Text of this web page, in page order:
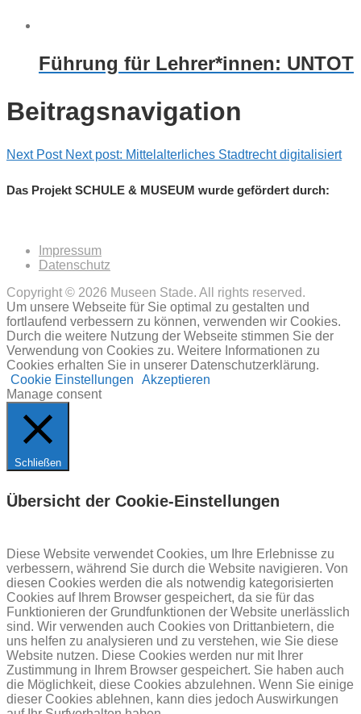
Führung für Lehrer*innen: UNTOT
Beitragsnavigation
Next Post Next post: Mittelalterliches Stadtrecht digitalisiert
Das Projekt SCHULE & MUSEUM wurde gefördert durch:
Impressum
Datenschutz
Copyright © 2026 Museen Stade. All rights reserved.
Um unsere Webseite für Sie optimal zu gestalten und
fortlaufend verbessern zu können, verwenden wir Cookies.
Durch die weitere Nutzung der Webseite stimmen Sie der
Verwendung von Cookies zu. Weitere Informationen zu
Cookies erhalten Sie in unserer Datenschutzerklärung.
Cookie Einstellungen
Akzeptieren
Manage consent
Schließen
Übersicht der Cookie-Einstellungen
Diese Website verwendet Cookies, um Ihre Erlebnisse zu
verbessern, während Sie durch die Website navigieren. Von
diesen Cookies werden die als notwendig kategorisierten
Cookies auf Ihrem Browser gespeichert, da sie für das
Funktionieren der Grundfunktionen der Website unerlässlich
sind. Wir verwenden auch Cookies von Drittanbietern, die
uns helfen zu analysieren und zu verstehen, wie Sie diese
Website nutzen. Diese Cookies werden nur mit Ihrer
Zustimmung in Ihrem Browser gespeichert. Sie haben auch
die Möglichkeit, diese Cookies abzulehnen. Wenn Sie einige
dieser Cookies ablehnen, kann dies jedoch Auswirkungen